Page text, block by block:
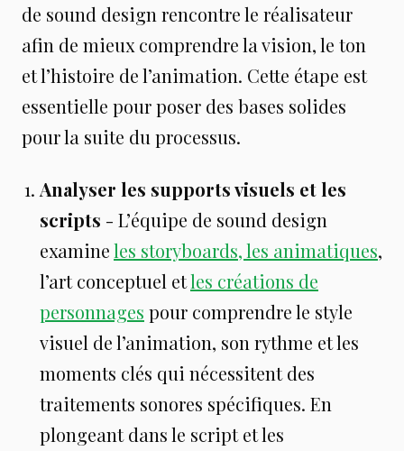
de sound design rencontre le réalisateur
afin de mieux comprendre la vision, le ton
et l’histoire de l’animation. Cette étape est
essentielle pour poser des bases solides
pour la suite du processus.
Analyser les supports visuels et les
scripts - L’équipe de sound design
examineles storyboards, les animatiques,
l’art conceptuel etles créations de
personnages pour comprendre le style
visuel de l’animation, son rythme et les
moments clés qui nécessitent des
traitements sonores spécifiques. En
plongeant dans le script et les